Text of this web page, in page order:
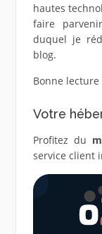
hautes
faire
duquel je
blog.
Bonne
Votre
Profitez du
service client